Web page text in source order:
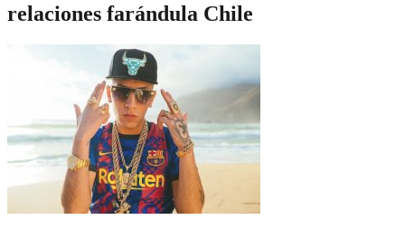
relaciones farándula Chile